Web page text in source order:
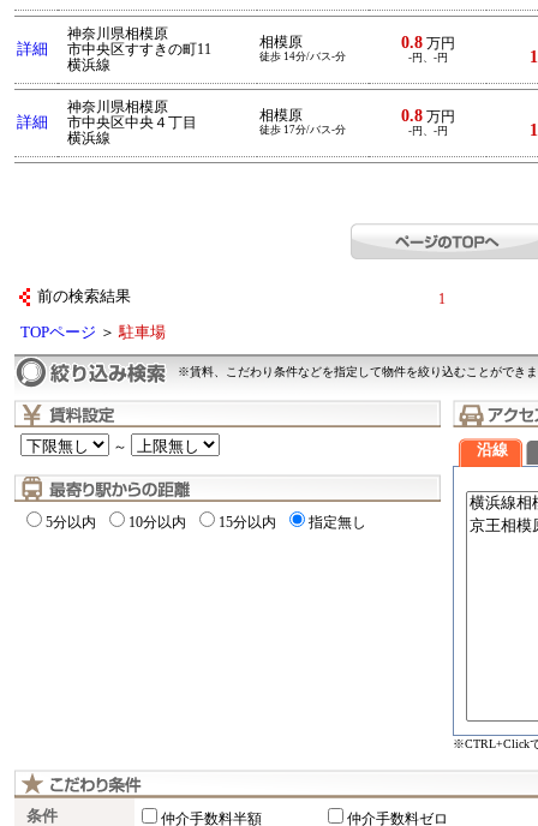
詳細
神奈川県相模原
市中央区すすきの町11
横浜線
相模原
徒歩 14分/バス-分
0.8万円
-円、-円 1
詳細
神奈川県相模原
市中央区中央４丁目
横浜線
相模原
徒歩 17分/バス-分
0.8万円
-円、-円 1
前の検索結果 1
TOPページ ＞駐車場
※賃料、こだわり条件などを指定して物件を絞り込むことができ
～
5分以内 10分以内 15分以内 指定無し
沿線
※CTRL+Click
条件 仲介手数料半額 仲介手数料ゼロ